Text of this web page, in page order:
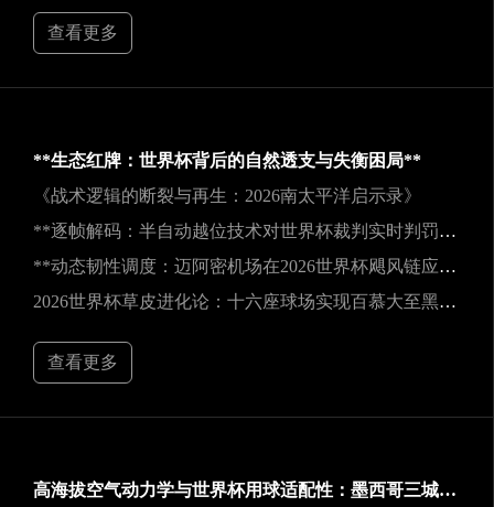
查看更多
**生态红牌：世界杯背后的自然透支与失衡困局**
《战术逻辑的断裂与再生：2026南太平洋启示录》
**逐帧解码：半自动越位技术对世界杯裁判实时判罚决策的重塑**
**动态韧性调度：迈阿密机场在2026世界杯飓风链应急中的中枢重构**
2026世界杯草皮进化论：十六座球场实现百慕大至黑麦草的生态跃迁
查看更多
高海拔空气动力学与世界杯用球适配性：墨西哥三城实地验证研究